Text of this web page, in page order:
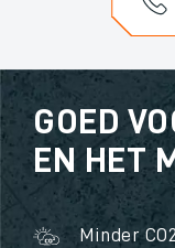
GOED
EN HET
Minder